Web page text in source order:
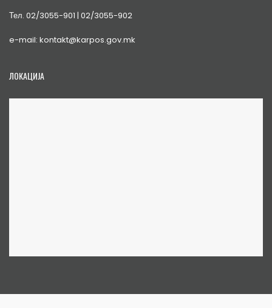
Тел. 02/3055-901 | 02/3055-902
e-mail: kontakt@karpos.gov.mk
ЛОКАЦИЈА